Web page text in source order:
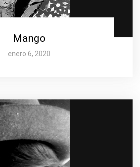
Mango
enero 6, 2020